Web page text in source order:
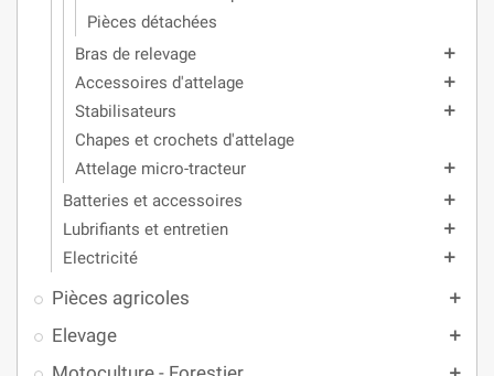
Pièces détachées
Bras de relevage
add
Accessoires d'attelage add
Stabilisateurs add
Chapes et crochets d'attelage
Attelage micro-tracteur
add
Batteries et accessoires add
Lubrifiants et entretien add
Electricité add
Pièces agricoles add
Elevage add